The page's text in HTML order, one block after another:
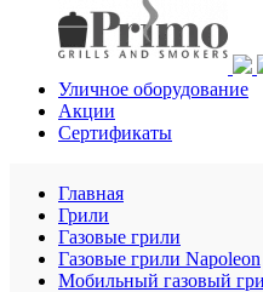
Уличное оборудование
Акции
Сертификаты
Главная
Грили
Газовые грили
Газовые грили Napoleon
Мобильный газовый